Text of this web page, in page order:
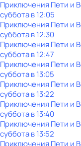
Приключения Пети и
субботав12:05
Приключения Пети и
субботав12:30
Приключения Пети и
субботав12:47
Приключения Пети и
субботав13:05
Приключения Пети и
субботав13:22
Приключения Пети и
субботав13:40
Приключения Пети и
субботав13:52
Приключения Пети и